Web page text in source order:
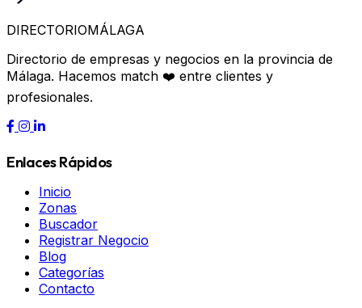
DIRECTORIOMÁLAGA
Directorio de empresas y negocios en la provincia de
Málaga. Hacemos match ❤️ entre clientes y
profesionales.
Enlaces Rápidos
Inicio
Zonas
Buscador
Registrar Negocio
Blog
Categorías
Contacto